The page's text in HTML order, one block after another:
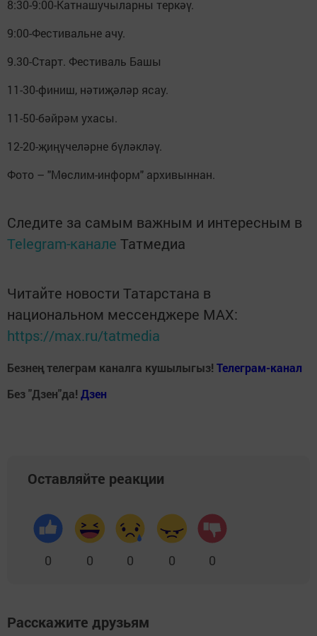
8:30-9:00-Катнашучыларны теркәү.
9:00-Фестивальне ачу.
9.30-Старт. Фестиваль Башы
11-30-финиш, нәтиҗәләр ясау.
11-50-бәйрәм ухасы.
12-20-җиңүчеләрне бүләкләү.
Фото – "Мөслим-информ" архивыннан.
Следите за самым важным и интересным в
Telegram-канале Татмедиа
Читайте новости Татарстана в
национальном мессенджере MАХ:
https://max.ru/tatmedia
Безнең телеграм каналга кушылыгыз! Телеграм-канал
Без "Дзен"да! Дзен
Оставляйте реакции
0 0 0 0 0
Расскажите друзьям